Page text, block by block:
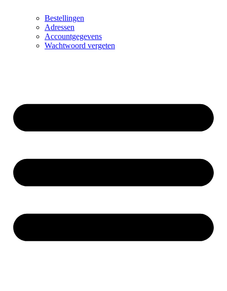
Bestellingen
Adressen
Accountgegevens
Wachtwoord vergeten